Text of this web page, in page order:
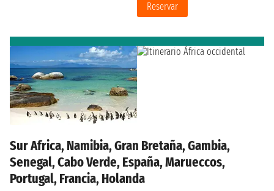
Reservar
Sur Africa, Namibia, Gran Bretaña, Gambia,
Senegal, Cabo Verde, España, Marueccos,
Portugal, Francia, Holanda